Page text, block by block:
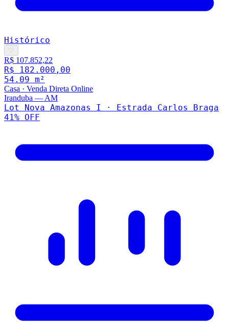
Histórico
♡
R$ 107.852,22
R$ 182.000,00
54.09 m²
Casa · Venda Direta Online
Iranduba — AM
Lot Nova Amazonas I · Estrada Carlos Braga
41% OFF